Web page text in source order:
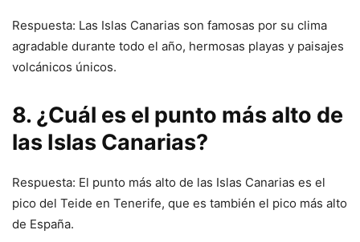
Respuesta: Las Islas Canarias son famosas por su clima
agradable durante todo el año, hermosas playas y paisajes
volcánicos únicos.
8. ¿Cuál es el punto más alto de
las Islas Canarias?
Respuesta: El punto más alto de las Islas Canarias es el
pico del Teide en Tenerife, que es también el pico más alto
de España.